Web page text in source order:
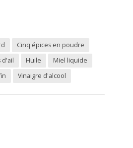
Cinq épices en poudre
d'ail Huile
Miel liquide
Vinaigre d'alcool